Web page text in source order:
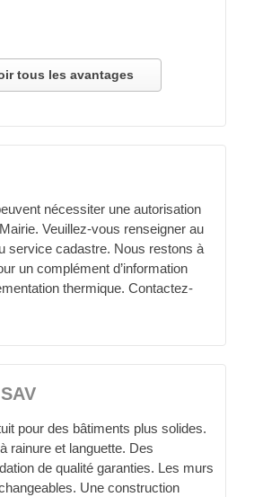
tous les avantages
nécessiter une autorisation
Veuillez-vous renseigner au
service cadastre. Nous restons à
un complément d’information
thermique. Contactez-
pour des bâtiments plus solides.
rainure et languette. Des
de qualité garanties. Les murs
Une construction